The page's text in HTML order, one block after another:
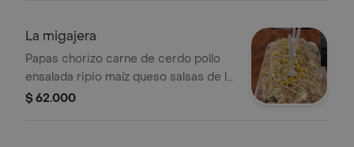
La migajera
Papas chorizo carne de cerdo pollo
ensalada ripio maíz queso salsas de la
casa para 2 personas
$ 62.000